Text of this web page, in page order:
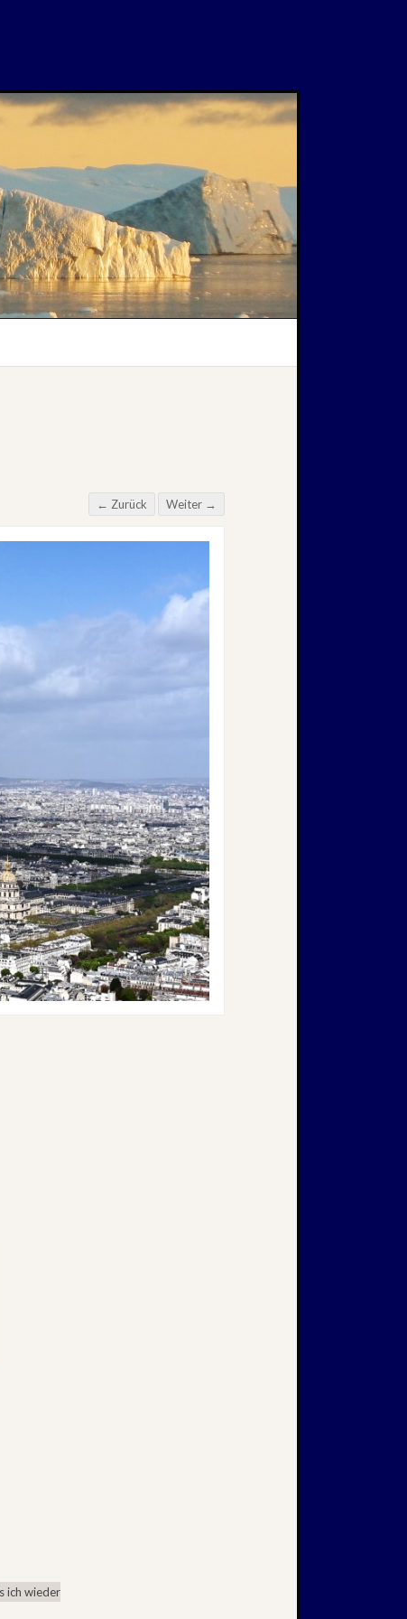
← Zurück Weiter →
ich wieder